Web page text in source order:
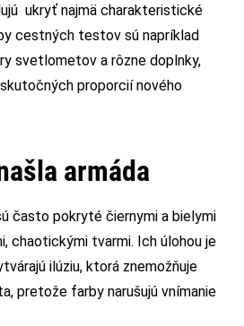
ukryť najmä charakteristické
cestných testov sú napríklad
svetlometov a rôzne doplnky,
proporcií nového
armáda
často pokryté čiernymi a bielymi
chaotickými tvarmi. Ich úlohou je
ilúziu, ktorá znemožňuje
pretože farby narušujú vnímanie